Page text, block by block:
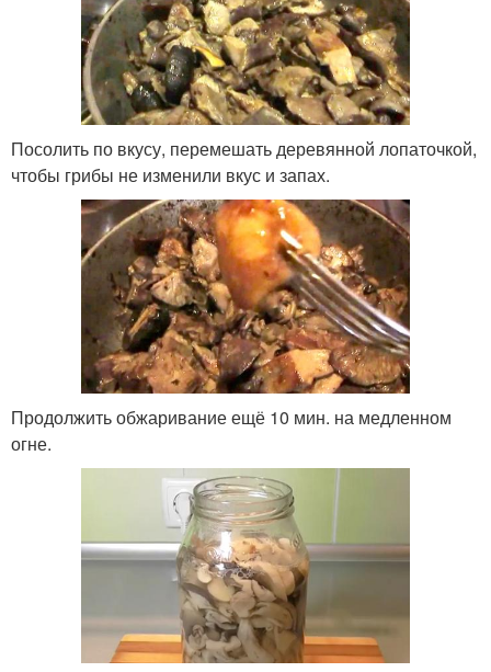
Посолить по вкусу, перемешать деревянной лопаточкой,
чтобы грибы не изменили вкус и запах.
Продолжить обжаривание ещё 10 мин. на медленном
огне.